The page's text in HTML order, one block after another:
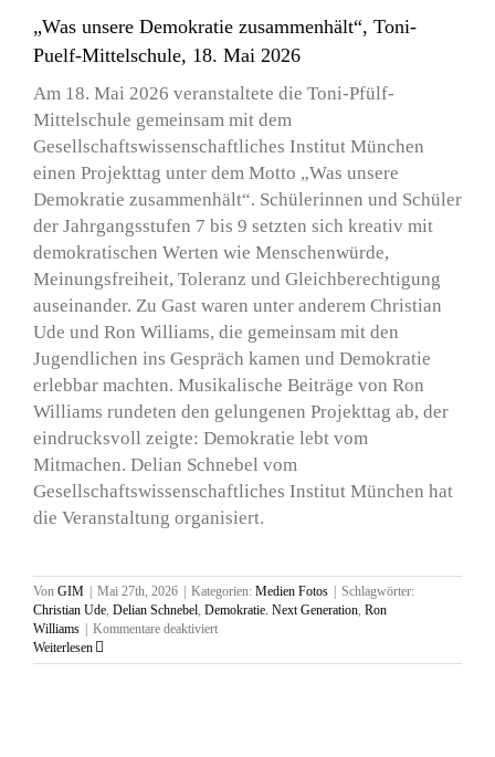
„Was unsere Demokratie zusammenhält“, Toni-
Puelf-Mittelschule, 18. Mai 2026
Am 18. Mai 2026 veranstaltete die Toni-Pfülf-
Mittelschule gemeinsam mit dem
Gesellschaftswissenschaftliches Institut München
einen Projekttag unter dem Motto „Was unsere
Demokratie zusammenhält“. Schülerinnen und Schüler
der Jahrgangsstufen 7 bis 9 setzten sich kreativ mit
demokratischen Werten wie Menschenwürde,
Meinungsfreiheit, Toleranz und Gleichberechtigung
auseinander. Zu Gast waren unter anderem Christian
Ude und Ron Williams, die gemeinsam mit den
Jugendlichen ins Gespräch kamen und Demokratie
erlebbar machten. Musikalische Beiträge von Ron
Williams rundeten den gelungenen Projekttag ab, der
eindrucksvoll zeigte: Demokratie lebt vom
Mitmachen. Delian Schnebel vom
Gesellschaftswissenschaftliches Institut München hat
die Veranstaltung organisiert.
Von GIM | Mai 27th, 2026 | Kategorien: Medien Fotos | Schlagwörter:
Christian Ude, Delian Schnebel, Demokratie. Next Generation, Ron
Williams | Kommentare deaktiviertfür
unsere
Weiterlesen